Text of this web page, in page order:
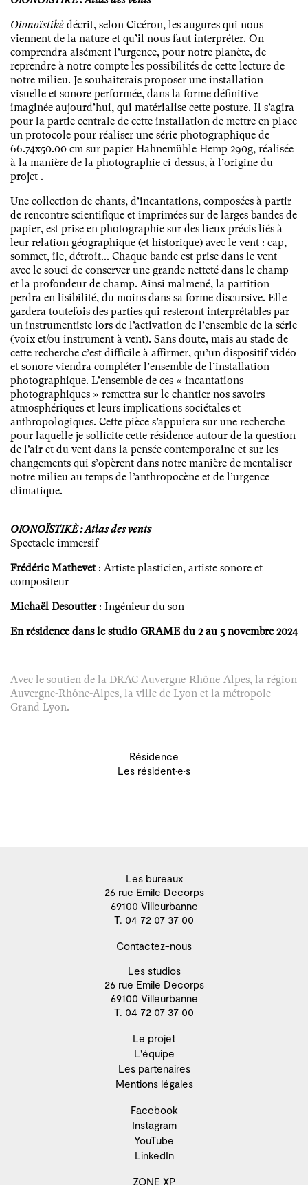
Oionoïstikè décrit, selon Cicéron, les augures qui nous
viennent de la nature et qu’il nous faut interpréter. On
comprendra aisément l’urgence, pour notre planète, de
reprendre à notre compte les possibilités de cette lecture de
notre milieu. Je souhaiterais proposer une installation
visuelle et sonore performée, dans la forme définitive
imaginée aujourd’hui, qui matérialise cette posture. Il s’agira
pour la partie centrale de cette installation de mettre en place
un protocole pour réaliser une série photographique de
66.74x50.00 cm sur papier Hahnemühle Hemp 290g, réalisée
à la manière de la photographie ci-dessus, à l’origine du
projet .
Une collection de chants, d’incantations, composées à partir
de rencontre scientifique et imprimées sur de larges bandes de
papier, est prise en photographie sur des lieux précis liés à
leur relation géographique (et historique) avec le vent : cap,
sommet, île, détroit... Chaque bande est prise dans le vent
avec le souci de conserver une grande netteté dans le champ
et la profondeur de champ. Ainsi malmené, la partition
perdra en lisibilité, du moins dans sa forme discursive. Elle
gardera toutefois des parties qui resteront interprétables par
un instrumentiste lors de l’activation de l’ensemble de la série
(voix et/ou instrument à vent). Sans doute, mais au stade de
cette recherche c’est difficile à affirmer, qu’un dispositif vidéo
et sonore viendra compléter l’ensemble de l’installation
photographique. L’ensemble de ces « incantations
photographiques » remettra sur le chantier nos savoirs
atmosphériques et leurs implications sociétales et
anthropologiques. Cette pièce s’appuiera sur une recherche
pour laquelle je sollicite cette résidence autour de la question
de l’air et du vent dans la pensée contemporaine et sur les
changements qui s’opèrent dans notre manière de mentaliser
notre milieu au temps de l’anthropocène et de l’urgence
climatique.
--
OIONOÏSTIKÈ : Atlas des vents
Spectacle immersif
Frédéric Mathevet: Artiste plasticien, artiste sonore et
compositeur
Michaël Desoutter: Ingénieur du son
En résidence dans le studio GRAME du 2 au 5 novembre 2024
Avec le soutien de la DRAC Auvergne-Rhône-Alpes, la région
Auvergne-Rhône-Alpes, la ville de Lyon et la métropole
Grand Lyon.
Résidence
Les résident·e·s
Les bureaux
26 rue Emile Decorps
69100 Villeurbanne
T. 04 72 07 37 00
Contactez-nous
Les studios
26 rue Emile Decorps
69100 Villeurbanne
T. 04 72 07 37 00
Le projet
L'équipe
Les partenaires
Mentions légales
Facebook
Instagram
YouTube
LinkedIn
ZONE XP